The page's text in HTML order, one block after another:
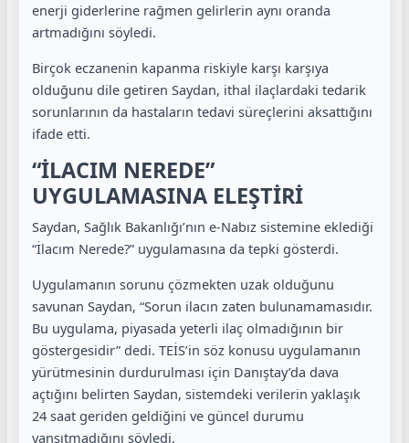
enerji giderlerine rağmen gelirlerin aynı oranda
artmadığını söyledi.
Birçok eczanenin kapanma riskiyle karşı karşıya
olduğunu dile getiren Saydan, ithal ilaçlardaki tedarik
sorunlarının da hastaların tedavi süreçlerini aksattığını
ifade etti.
“İLACIM NEREDE”
UYGULAMASINA ELEŞTİRİ
Saydan, Sağlık Bakanlığı’nın e-Nabız sistemine eklediği
“İlacım Nerede?” uygulamasına da tepki gösterdi.
Uygulamanın sorunu çözmekten uzak olduğunu
savunan Saydan, “Sorun ilacın zaten bulunamamasıdır.
Bu uygulama, piyasada yeterli ilaç olmadığının bir
göstergesidir” dedi. TEİS’in söz konusu uygulamanın
yürütmesinin durdurulması için Danıştay’da dava
açtığını belirten Saydan, sistemdeki verilerin yaklaşık
24 saat geriden geldiğini ve güncel durumu
yansıtmadığını söyledi.